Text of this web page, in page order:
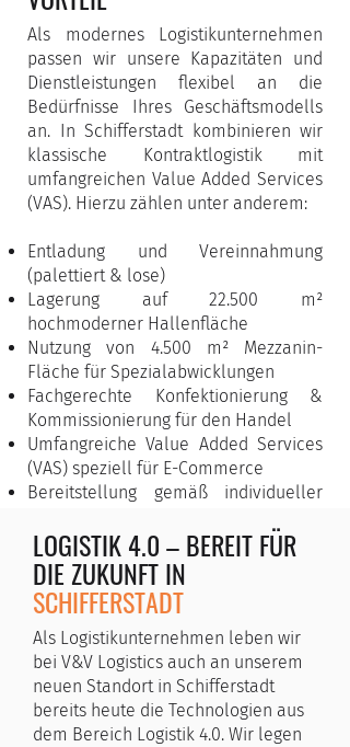
Als modernes Logistikunternehmen
passen wir unsere Kapazitäten und
Dienstleistungen flexibel an die
Bedürfnisse Ihres Geschäftsmodells
an. In Schifferstadt kombinieren wir
klassische Kontraktlogistik mit
umfangreichen Value Added Services
(VAS). Hierzu zählen unter anderem:
Entladung und Vereinnahmung
(palettiert & lose)
Lagerung auf 22.500 m²
hochmoderner Hallenfläche
Nutzung von 4.500 m² Mezzanin-
Fläche für Spezialabwicklungen
Fachgerechte Konfektionierung &
Kommissionierung für den Handel
Umfangreiche Value Added Services
(VAS) speziell für E-Commerce
Bereitstellung gemäß individueller
Professionelles Retouren-Handling
LOGISTIK 4.0 – BEREIT FÜR
DIE ZUKUNFT IN
SCHIFFERSTADT
Als Logistikunternehmen leben wir
bei V&V Logistics auch an unserem
neuen Standort in Schifferstadt
bereits heute die Technologien aus
dem Bereich Logistik 4.0. Wir legen